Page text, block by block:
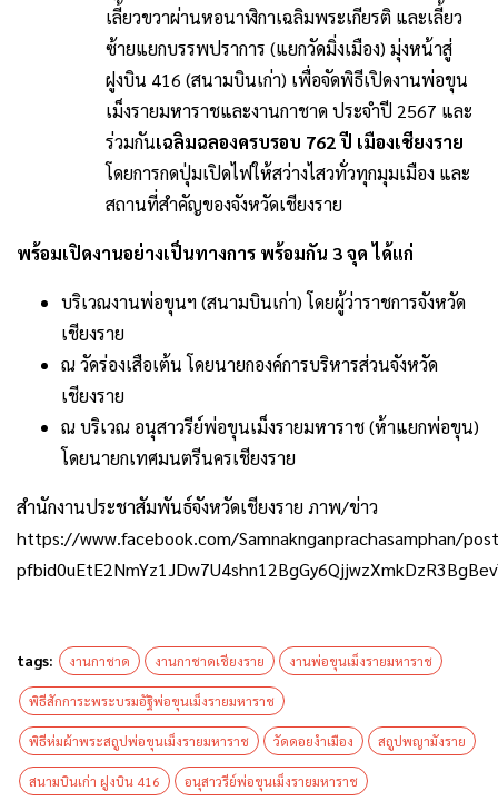
เลี้ยวขวาผ่านหอนาฬิกาเฉลิมพระเกียรติ และเลี้ยว
ซ้ายแยกบรรพปราการ (แยกวัดมิ่งเมือง) มุ่งหน้าสู่
ฝูงบิน 416 (สนามบินเก่า) เพื่อจัดพิธีเปิดงานพ่อขุน
เม็งรายมหาราชและงานกาชาด ประจำปี 2567 และ
ร่วมกันเฉลิมฉลองครบรอบ 762 ปี เมืองเชียงราย
โดยการกดปุ่มเปิดไฟให้สว่างไสวทั่วทุกมุมเมือง และ
สถานที่สำคัญของจังหวัดเชียงราย
พร้อมเปิดงานอย่างเป็นทางการ พร้อมกัน 3 จุด ได้แก่
บริเวณงานพ่อขุนฯ (สนามบินเก่า) โดยผู้ว่าราชการจังหวัด
เชียงราย
ณ วัดร่องเสือเต้น โดยนายกองค์การบริหารส่วนจังหวัด
เชียงราย
ณ บริเวณ อนุสาวรีย์พ่อขุนเม็งรายมหาราช (ห้าแยกพ่อขุน)
โดยนายกเทศมนตรีนครเชียงราย
สำนักงานประชาสัมพันธ์จังหวัดเชียงราย ภาพ/ข่าว
https://www.facebook.com/Samnaknganprachasamphan/
tags: งานกาชาด งานกาชาดเชียงราย งานพ่อขุนเม็งรายมหาราช
พิธีสักการะพระบรมอัฐิพ่อขุนเม็งรายมหาราช
พิธีห่มผ้าพระสถูปพ่อขุนเม็งรายมหาราช วัดดอยงำเมือง สถูปพญามังราย
สนามบินเก่า ฝูงบิน 416 อนุสาวรีย์พ่อขุนเม็งรายมหาราช